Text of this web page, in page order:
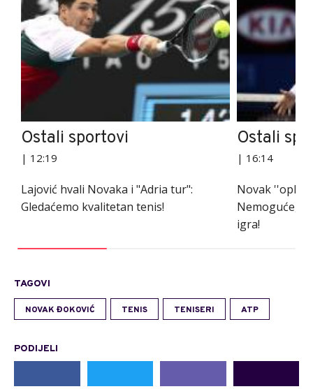
Ostali sportovi
| 12:19
Lajović hvali Novaka i "Adria tur":
Gledaćemo kvalitetan tenis!
Ostali
| 16:14
Novak
Nemoguće,
igra!
TAGOVI
NOVAK ĐOKOVIĆ TENIS TENISERI ATP
PODIJELI